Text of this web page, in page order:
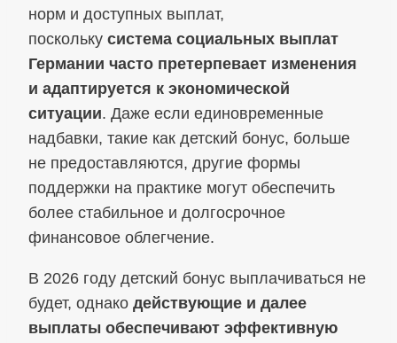
норм и доступных выплат,
поскольку система социальных выплат
Германии часто претерпевает изменения
и адаптируется к экономической
ситуации. Даже если единовременные
надбавки, такие как детский бонус, больше
не предоставляются, другие формы
поддержки на практике могут обеспечить
более стабильное и долгосрочное
финансовое облегчение.
В 2026 году детский бонус выплачиваться не
будет, однако действующие и далее
выплаты обеспечивают эффективную